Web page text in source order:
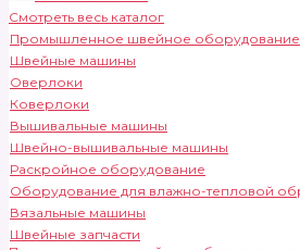
Смотреть весь каталог
Промышленное швейное оборудование
Швейные машины
Оверлоки
Коверлоки
Вышивальные машины
Швейно-вышивальные машины
Раскройное оборудование
Оборудование для влажно-тепловой
Вязальные машины
Швейные запчасти